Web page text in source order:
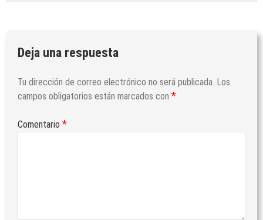
Deja una respuesta
Tu dirección de correo electrónico no será publicada. Los
campos obligatorios están marcados con *
Comentario *